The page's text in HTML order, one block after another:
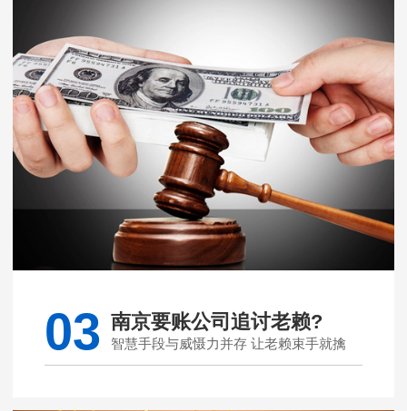
03 南京要账公司追讨老赖?
智慧手段与威慑力并存 让老赖束手就擒